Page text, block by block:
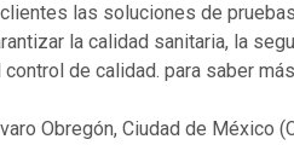
las soluciones de
la calidad sanitaria, la
de calidad. para saber
Obregón, Ciudad de México